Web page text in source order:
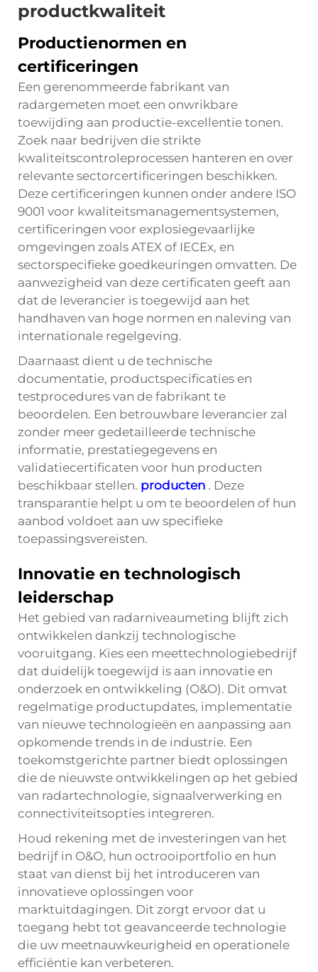
productkwaliteit
Productienormen en
certificeringen
Een gerenommeerde fabrikant van
radargemeten moet een onwrikbare
toewijding aan productie-excellentie tonen.
Zoek naar bedrijven die strikte
kwaliteitscontroleprocessen hanteren en over
relevante sectorcertificeringen beschikken.
Deze certificeringen kunnen onder andere ISO
9001 voor kwaliteitsmanagementsystemen,
certificeringen voor explosiegevaarlijke
omgevingen zoals ATEX of IECEx, en
sectorspecifieke goedkeuringen omvatten. De
aanwezigheid van deze certificaten geeft aan
dat de leverancier is toegewijd aan het
handhaven van hoge normen en naleving van
internationale regelgeving.
Daarnaast dient u de technische
documentatie, productspecificaties en
testprocedures van de fabrikant te
beoordelen. Een betrouwbare leverancier zal
zonder meer gedetailleerde technische
informatie, prestatiegegevens en
validatiecertificaten voor hun producten
beschikbaar stellen. producten . Deze
transparantie helpt u om te beoordelen of hun
aanbod voldoet aan uw specifieke
toepassingsvereisten.
Innovatie en technologisch
leiderschap
Het gebied van radarniveaumeting blijft zich
ontwikkelen dankzij technologische
vooruitgang. Kies een meettechnologiebedrijf
dat duidelijk toegewijd is aan innovatie en
onderzoek en ontwikkeling (O&O). Dit omvat
regelmatige productupdates, implementatie
van nieuwe technologieën en aanpassing aan
opkomende trends in de industrie. Een
toekomstgerichte partner biedt oplossingen
die de nieuwste ontwikkelingen op het gebied
van radartechnologie, signaalverwerking en
connectiviteitsopties integreren.
Houd rekening met de investeringen van het
bedrijf in O&O, hun octrooiportfolio en hun
staat van dienst bij het introduceren van
innovatieve oplossingen voor
marktuitdagingen. Dit zorgt ervoor dat u
toegang hebt tot geavanceerde technologie
die uw meetnauwkeurigheid en operationele
efficiëntie kan verbeteren.